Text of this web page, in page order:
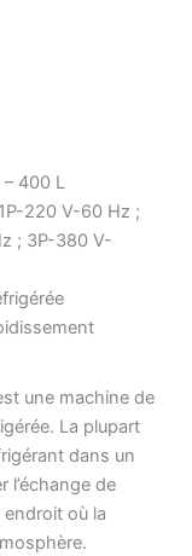
400 L
220 V-60 Hz ;
; 3P-380 V-
une machine de
La plupart
dans un
l’échange de
endroit où la